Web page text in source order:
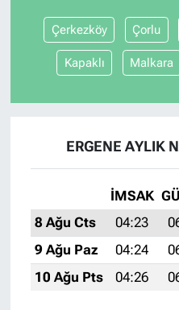
Çerkezköy Çorlu
Kapaklı Malkara
ERGENE AYLIK
İMSAK
8 Ağu Cts
04:23
9 Ağu Paz
04:24
10 Ağu Pts
04:26